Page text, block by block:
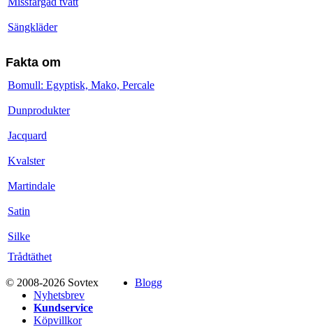
Sängkläder
Fakta om
Bomull: Egyptisk, Mako, Percale
Dunprodukter
Jacquard
Kvalster
Martindale
Satin
Silke
Trådtäthet
© 2008-2026 Sovtex
Blogg
Nyhetsbrev
Kundservice
Köpvillkor